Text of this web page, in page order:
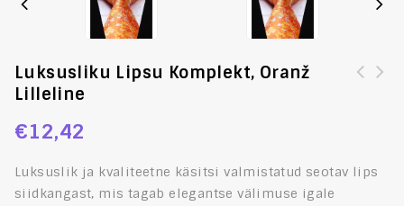
Luksusliku Lipsu Komplekt, Oranž
Lilleline
€12,42
Luksuslik ja kvaliteetne käsitsi valmistatud seotav lips
siidkangast, mis tagab elegantse välimuse igale